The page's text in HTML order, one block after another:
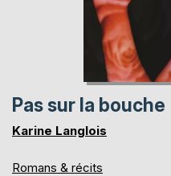
Pas sur la bouche
Karine Langlois
Romans & récits